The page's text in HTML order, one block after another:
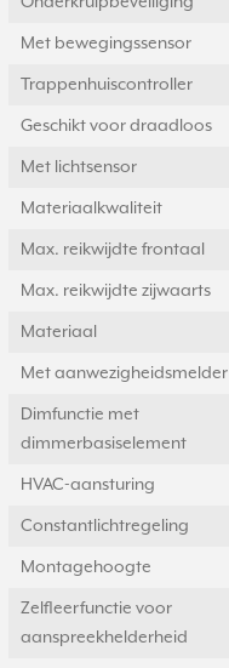
Met bewegingssensor
Trappenhuiscontroller
Geschikt voor draadloos
Met lichtsensor
Materiaalkwaliteit
Max. reikwijdte frontaal
Max. reikwijdte zijwaarts
Materiaal
Met aanwezigheidsmelder
Dimfunctie met
dimmerbasiselement
HVAC-aansturing
Constantlichtregeling
Montagehoogte
Zelfleerfunctie voor
aanspreekhelderheid